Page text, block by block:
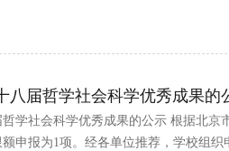
八届哲学社会科学优秀成果的
学社会科学优秀成果的公示 根据北
申报为1项。经各单位推荐，学校组